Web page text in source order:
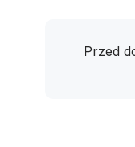
Przed